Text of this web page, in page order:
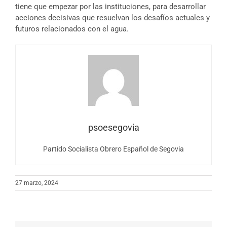
tiene que empezar por las instituciones, para desarrollar
acciones decisivas que resuelvan los desafíos actuales y
futuros relacionados con el agua.
psoesegovia
Partido Socialista Obrero Español de Segovia
27 marzo, 2024